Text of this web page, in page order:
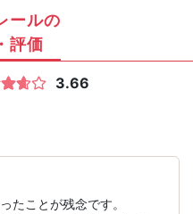
ールの
評価
3.66
たことが残念です。